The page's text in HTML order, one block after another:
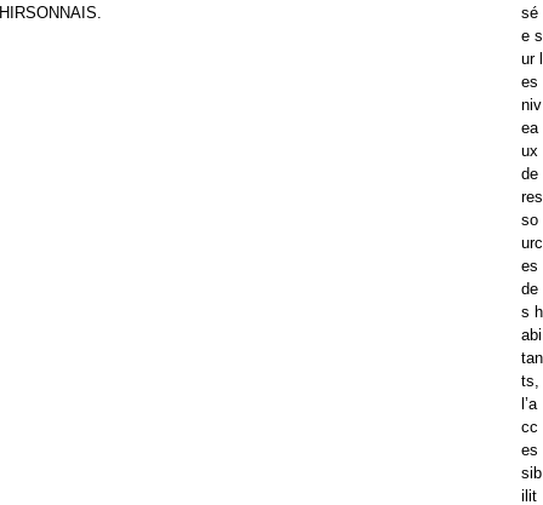
sé
e s
ur l
es
niv
ea
ux
de
res
so
urc
es
de
s h
abi
tan
ts,
l’a
cc
es
sib
ilit